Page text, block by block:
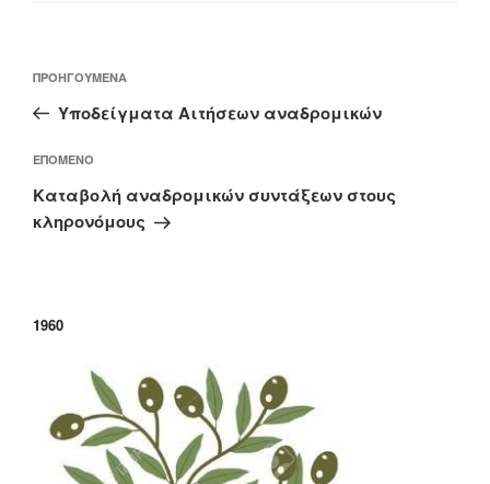
άρθρων
Προηγούμενο
άρθρο
ΠΡΟΗΓΟΎΜΕΝΑ
Υποδείγματα Αιτήσεων αναδρομικών
Επόμενο
άρθρο
ΕΠΌΜΕΝΟ
Καταβολή αναδρομικών συντάξεων στους
κληρονόμους
1960